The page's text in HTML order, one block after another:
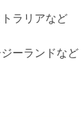
ラリアなど
ーランドなど